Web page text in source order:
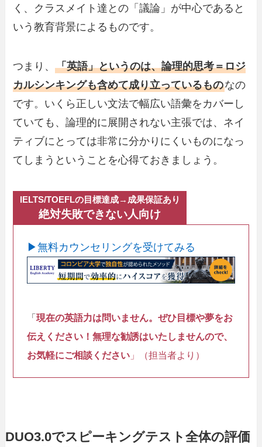
く、クラスメイト達との「議論」が中心であると
いう教育背景によるものです。
つまり、「英語」というのは、論理的思考＝ロジ
カルシンキングも含めて成り立っているものなの
です。いくら正しい文法で幅広い語彙をカバーし
ていても、論理的に展開されない主張では、ネイ
ティブにとっては非常に分かりにくいものになっ
てしまうということを心得ておきましょう。
IELTS/TOEFLの目標達成→ 成果保証あり
絶対失敗できない人向け
▶無料カウンセリングを受けてみる
「現在の英語力は問いません。ぜひ目標や夢をお
伝えください！ 無理な勧誘はいたしませんので、
お気軽にご相談ください」（担当者より）
DUO3.0でスピーキングテスト全体の評価